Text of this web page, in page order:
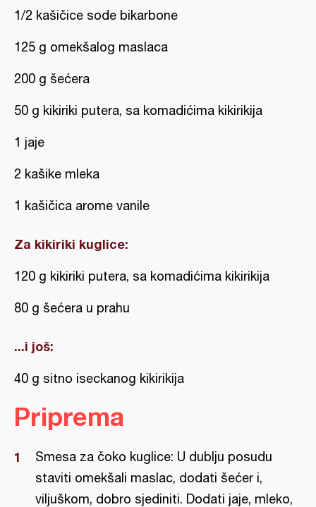
1/2 kašičice sode bikarbone
125 g omekšalog maslaca
200 g šećera
50 g kikiriki putera, sa komadićima kikirikija
1 jaje
2 kašike mleka
1 kašičica arome vanile
Za kikiriki kuglice:
120 g kikiriki putera, sa komadićima kikirikija
80 g šećera u prahu
...i još:
40 g sitno iseckanog kikirikija
Priprema
Smesa za čoko kuglice: U dublju posudu
staviti omekšali maslac, dodati šećer i,
viljuškom, dobro sjediniti. Dodati jaje, mleko,